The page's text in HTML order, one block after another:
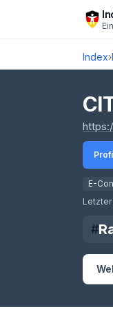
Zum Hauptinhalt
Index›
Score
E-
Letzter
#